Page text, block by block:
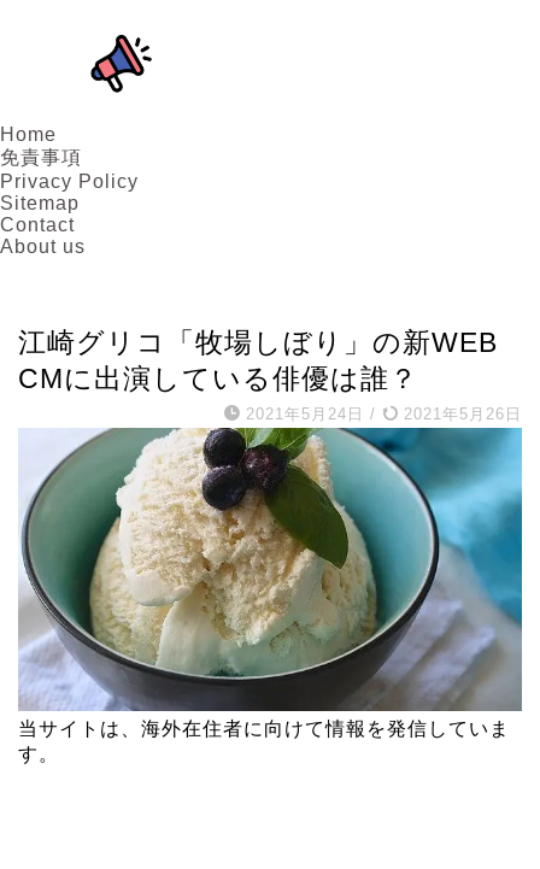
Home
免責事項
Privacy Policy
Sitemap
Contact
About us
江崎グリコ「牧場しぼり」の新WEB
CMに出演している俳優は誰？
2021年5月24日 / 2021年5月26日
当サイトは、海外在住者に向けて情報を発信していま
す。